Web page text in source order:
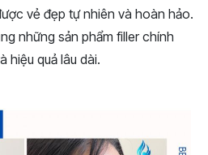
vẻ đẹp tự nhiên và hoàn hảo.
những sản phẩm filler chính
hiệu quả lâu dài.